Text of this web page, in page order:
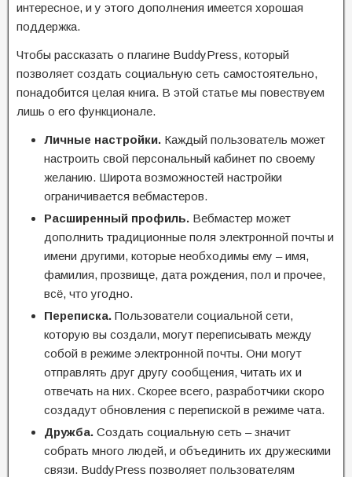
интересное, и у этого дополнения имеется хорошая
поддержка.
Чтобы рассказать о плагине BuddyPress, который
позволяет создать социальную сеть самостоятельно,
понадобится целая книга. В этой статье мы повествуем
лишь о его функционале.
Личные настройки. Каждый пользователь может
настроить свой персональный кабинет по своему
желанию. Широта возможностей настройки
ограничивается вебмастеров.
Расширенный профиль. Вебмастер может
дополнить традиционные поля электронной почты и
имени другими, которые необходимы ему – имя,
фамилия, прозвище, дата рождения, пол и прочее,
всё, что угодно.
Переписка. Пользователи социальной сети,
которую вы создали, могут переписывать между
собой в режиме электронной почты. Они могут
отправлять друг другу сообщения, читать их и
отвечать на них. Скорее всего, разработчики скоро
создадут обновления с перепиской в режиме чата.
Дружба. Создать социальную сеть – значит
собрать много людей, и объединить их дружескими
связи. BuddyPress позволяет пользователям